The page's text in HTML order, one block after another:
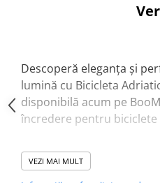
Urechi cadru bicicleta
Mansoane si ghidolina
Ghidoane bicicleta
Pedale bicicleta
Descoperă eleganța și
lumină cu Bicicleta
disponibilă acum pe
încredere pentru biciclete
Caracteristici Premium:
VEZI MAI MULT